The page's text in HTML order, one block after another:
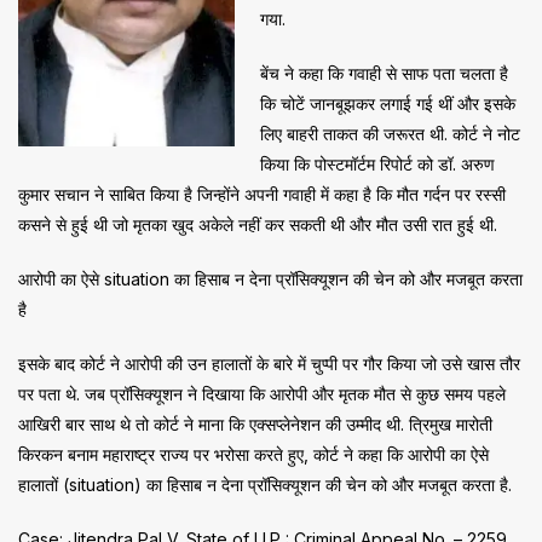
गया.
बेंच ने कहा कि गवाही से साफ पता चलता है
कि चोटें जानबूझकर लगाई गई थीं और इसके
लिए बाहरी ताकत की जरूरत थी. कोर्ट ने नोट
किया कि पोस्टमॉर्टम रिपोर्ट को डॉ. अरुण
कुमार सचान ने साबित किया है जिन्होंने अपनी गवाही में कहा है कि मौत गर्दन पर रस्सी
कसने से हुई थी जो मृतका खुद अकेले नहीं कर सकती थी और मौत उसी रात हुई थी.
आरोपी का ऐसे situation का हिसाब न देना प्रॉसिक्यूशन की चेन को और मजबूत करता
है
इसके बाद कोर्ट ने आरोपी की उन हालातों के बारे में चुप्पी पर गौर किया जो उसे खास तौर
पर पता थे. जब प्रॉसिक्यूशन ने दिखाया कि आरोपी और मृतक मौत से कुछ समय पहले
आखिरी बार साथ थे तो कोर्ट ने माना कि एक्सप्लेनेशन की उम्मीद थी. त्रिमुख मारोती
किरकन बनाम महाराष्ट्र राज्य पर भरोसा करते हुए, कोर्ट ने कहा कि आरोपी का ऐसे
हालातों (situation) का हिसाब न देना प्रॉसिक्यूशन की चेन को और मजबूत करता है.